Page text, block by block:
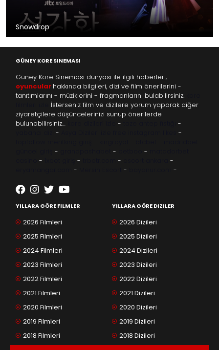
Snowdrop
GÜNEY KORE SINEMASI
Güney Kore Sineması dünyası ile ilgili haberleri,
oyuncular hakkında bilgileri, dizi ve film önerilerini -
tanıtımlarını - müziklerini - fragmanlarını bulabilirsiniz.
İsterseniz film ve dizilere yorum yaparak diğer
ziyaretçilere düşüncelerinizi sunup önerilerde
bulunabilirsiniz…
-
-
-
-
- - -
- - -
- - -
-
- - -
YILLARA GÖRE FILMLER
2026 Filmleri
2025 Filmleri
2024 Filmleri
2023 Filmleri
2022 Filmleri
2021 Filmleri
2020 Filmleri
2019 Filmleri
2018 Filmleri
YILLARA GÖRE DIZILER
2026 Dizileri
2025 Dizileri
2024 Dizileri
2023 Dizileri
2022 Dizileri
2021 Dizileri
2020 Dizileri
2019 Dizileri
2018 Dizileri